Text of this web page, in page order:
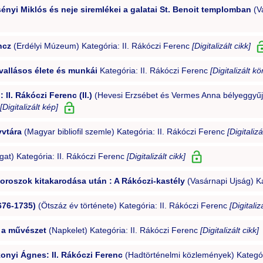
Miklós és neje siremlékei a galatai St. Benoit templomban
(Erdélyi Múzeum) Kategória: II. Rákóczi Ferenc [Digitalizált cikk]
élete és munkái Kategória: II. Rákóczi Ferenc [Digitalizált
II. Rákóczi Ferenc (II.) (Hevesi Erzsébet és Vermes Anna
[Digitalizált kép]
(Magyar bibliofil szemle) Kategória: II. Rákóczi Ferenc
Kategória: II. Rákóczi Ferenc [Digitalizált cikk]
kitakarodása után : A Rákóczi-kastély(Vasárnapi Ujság)
1735) (Ötszáz év története) Kategória: II. Rákóczi Ferenc
művészet(Napkelet) Kategória: II. Rákóczi Ferenc [Digitalizált cikk]
Ágnes: II. Rákóczi Ferenc(Hadtörténelmi közlemények)